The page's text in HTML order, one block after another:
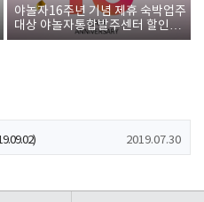
야놀자16주년 기념 제휴 숙박업주
대상 야놀자통합발주센터 할인쿠
폰 증정
2019.07.30